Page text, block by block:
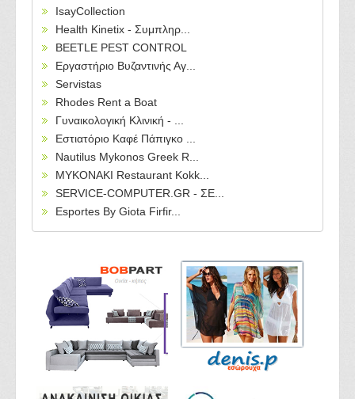
IsayCollection
Health Kinetix - Συμπληρ...
BEETLE PEST CONTROL
Εργαστήριο Βυζαντινής Αγ...
Servistas
Rhodes Rent a Boat
Γυναικολογική Κλινική - ...
Εστιατόριο Καφέ Πάπιγκο ...
Nautilus Mykonos Greek R...
MYKONAKI Restaurant Kokk...
SERVICE-COMPUTER.GR - ΣΕ...
Esportes By Giota Firfir...